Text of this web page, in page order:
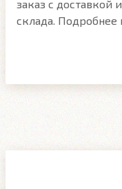
заказ с доставкой
склада. Подробнее